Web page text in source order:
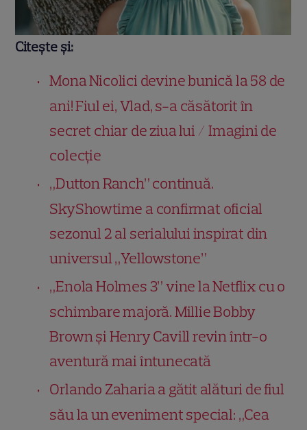
Citește și:
Mona Nicolici devine bunică la 58 de
ani! Fiul ei, Vlad, s-a căsătorit în
secret chiar de ziua lui / Imagini de
colecție
„Dutton Ranch” continuă.
SkyShowtime a confirmat oficial
sezonul 2 al serialului inspirat din
universul „Yellowstone”
„Enola Holmes 3” vine la Netflix cu o
schimbare majoră. Millie Bobby
Brown și Henry Cavill revin într-o
aventură mai întunecată
Orlando Zaharia a gătit alături de fiul
său la un eveniment special: „Cea